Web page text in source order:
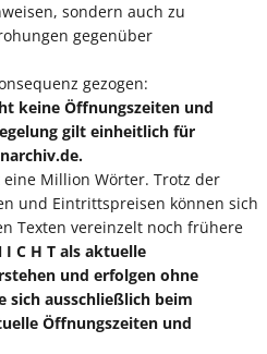
sondern auch zu
gegenüber
gezogen:
keine Öffnungszeiten und
gilt einheitlich für
Million Wörter. Trotz der
und Eintrittspreisen können sich
Texten vereinzelt noch frühere
I C H T als aktuelle
und erfolgen ohne
sich ausschließlich beim
Öffnungszeiten und